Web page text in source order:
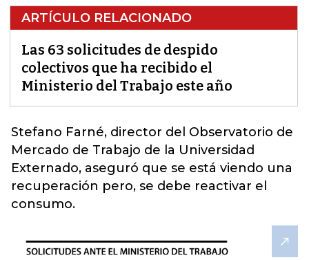
ARTÍCULO RELACIONADO
Las 63 solicitudes de despido
colectivos que ha recibido el
Ministerio del Trabajo este año
Stefano Farné, director del Observatorio de
Mercado de Trabajo de la Universidad
Externado, aseguró que se está viendo una
recuperación pero, se debe reactivar el
consumo.